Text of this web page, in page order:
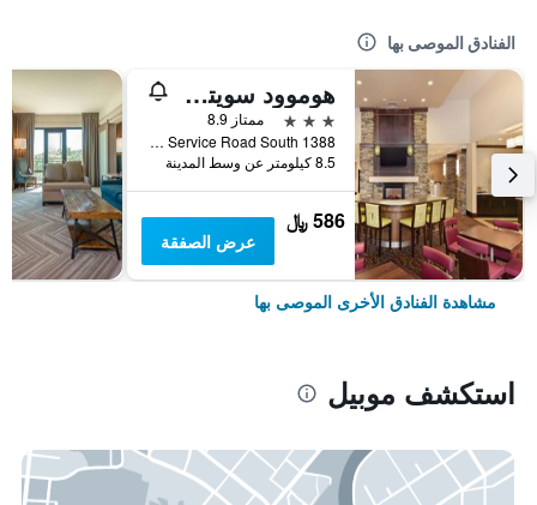
الفنادق الموصى بها
هوموود سويتس باي هيلتون موبايل I-65/إيربورت بلفد، آل
3 نجوم
ممتاز 8.9
1388 West I-65 Service Road South, موبيل, AL, الولايات المتحدة الأميريكية
8.5 كيلومتر عن وسط المدينة
586 ﷼
عرض الصفقة
مشاهدة الفنادق الأخرى الموصى بها
استكشف موبيل